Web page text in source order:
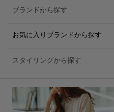
ブランドから探す
お気に入りブランドから探す
スタイリングから探す